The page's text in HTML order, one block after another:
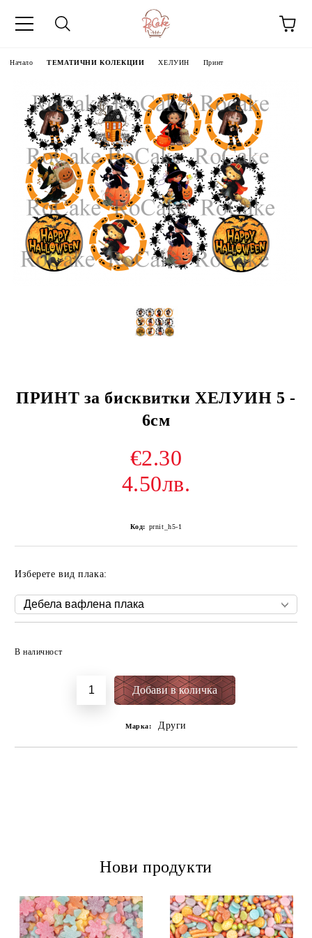
Начало ТЕМАТИЧНИ КОЛЕКЦИИ ХЕЛУИН Принт
ПРИНТ за бисквитки ХЕЛУИН 5 -
6см
€2.30
4.50лв.
Код: prnit_h5-1
Изберете вид плака:
В наличност
Марка: Други
Нови продукти